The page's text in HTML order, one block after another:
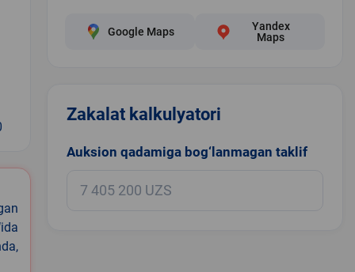
Google Maps
Yandex
Maps
Zakalat kalkulyatori
Auksion qadamiga bog‘lanmagan taklif